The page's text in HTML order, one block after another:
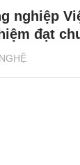
nghiệp
đạt